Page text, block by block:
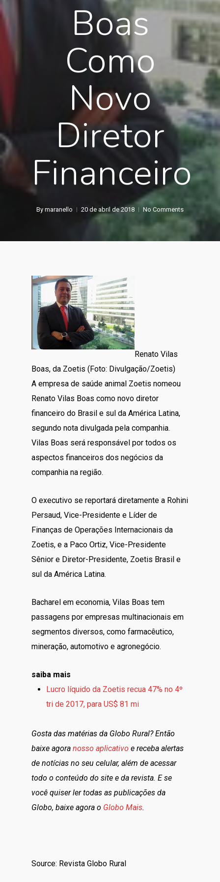
Boas
Como
Novo
Diretor
Financeiro
By maranello 20 de abril de 2018 No Comments
Renato Vilas
Boas, da Zoetis (Foto: Divulgação/Zoetis)
A empresa de saúde animal Zoetis nomeou
Renato Vilas Boas como novo diretor
financeiro do Brasil e sul da América Latina,
segundo nota divulgada pela companhia.
Vilas Boas será responsável por todos os
aspectos financeiros dos negócios da
companhia na região.
O executivo se reportará diretamente a Rohini
Persaud, Vice-Presidente e Líder de
Finanças de Operações Internacionais da
Zoetis, e a Paco Ortiz, Vice-Presidente
Sênior e Diretor-Presidente, Zoetis Brasil e
sul da América Latina.
Bacharel em economia, Vilas Boas tem
passagens por empresas multinacionais em
segmentos diversos, como farmacêutico,
mineração, automotivo e agronegócio.
saiba mais
Lucro líquido da Zoetis recua 47% no 4º
tri de 2017, para US$ 81 mi
Gosta das matérias da Globo Rural? Então
baixe agora nosso aplicativo e receba alertas
de notícias no seu celular, além de acessar
todo o conteúdo do site e da revista. E se
você quiser ler todas as publicações da
Globo, baixe agora o Globo Mais.
Source: Revista Globo Rural